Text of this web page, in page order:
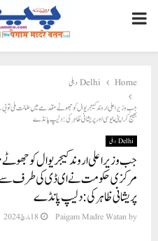
PRIMARY
MENU
Home
Delhi دہلی
جب وزیر اعلی اروند کیجریوال کو جھوٹے مقدمے میں ضمانت
بھیج کر اپنی مایوسی اور پریشانی ظاہر کی: دلیپ پانڈے
Delhi دہلی
جب وزیر اعلی اروند کیجریوال کو
مرکزی حکومت نے ای ڈی کی طرف سے ایک
پریشانی ظاہر کی: دلیپ پانڈے
by
Paigam Madre Watan 18 مارچ 2024